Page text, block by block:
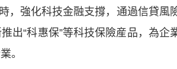
，強化科技金融支撐，通過信貸風
出“科惠保”等科技保險産品，為企
。